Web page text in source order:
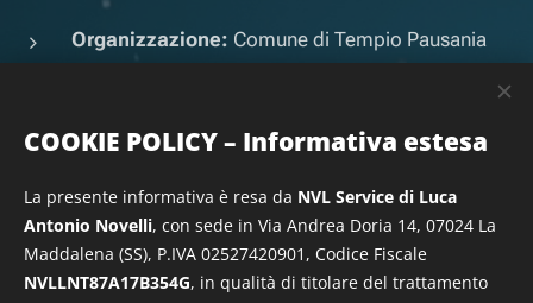
Organizzazione: Comune di Tempio Pausania
Mercatini natalizi con casette in legno,
espositori e attività culturali
Periodo:Natale 2025
Città:Tempio Pausania
COOKIE POLICY – Informativa estesa
La presente informativa è resa da NVL Service di Luca
Antonio Novelli, con sede in Via Andrea Doria 14, 07024 La
Maddalena (SS), P.IVA 02527420901, Codice Fiscale
NVLLNT87A17B354G, in qualità di titolare del trattamento